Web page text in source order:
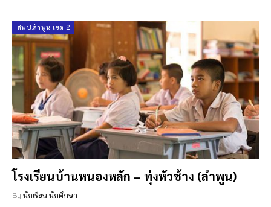
สพป.ลำพูน เขต 2
โรงเรียนบ้านหนองหลัก – ทุ่งหัวช้าง (ลำพูน)
By นักเรียน นักศึกษา